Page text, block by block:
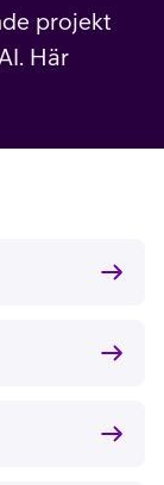
projekt
Här